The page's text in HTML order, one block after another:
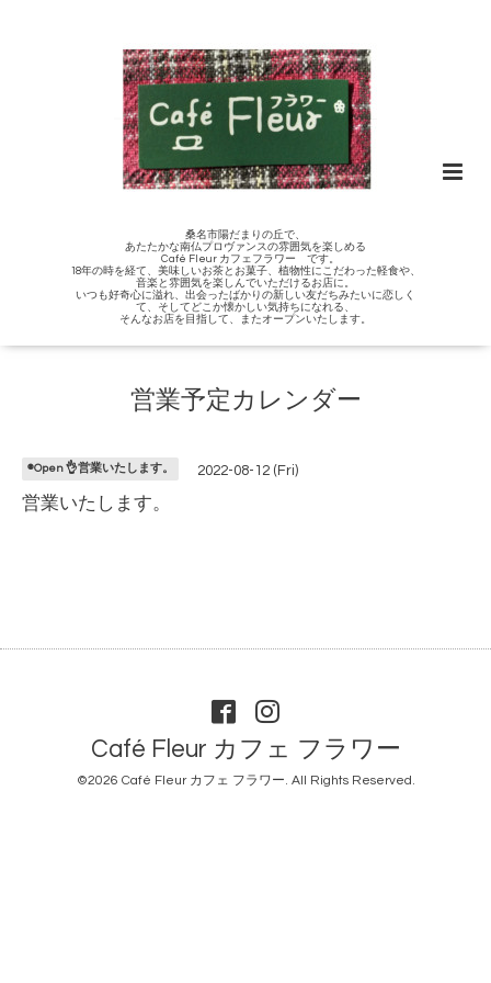
桑名市陽だまりの丘で、
あたたかな南仏プロヴァンスの雰囲気を楽しめる
Café Fleur カフェフラワー です。
18年の時を経て、美味しいお茶とお菓子、植物性にこだわった軽食や、
音楽と雰囲気を楽しんでいただけるお店に。
いつも好奇心に溢れ、出会ったばかりの新しい友だちみたいに恋しく
て、そしてどこか懐かしい気持ちになれる、
そんなお店を目指して、またオープンいたします。
営業予定カレンダー
◉Open 👌営業いたします。 2022-08-12 (Fri)
営業いたします。
Café Fleur カフェ フラワー
©2026 Café Fleur カフェ フラワー. All Rights Reserved.